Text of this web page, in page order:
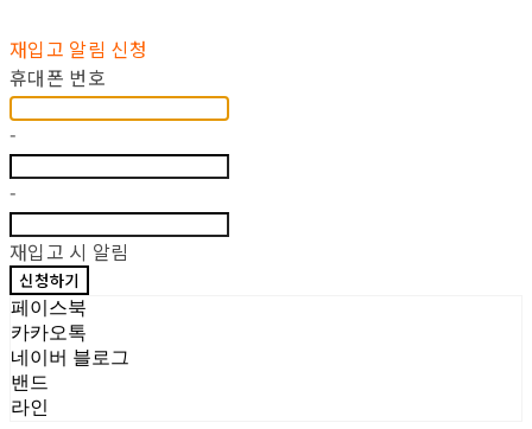
재입고 알림 신청
휴대폰 번호
-
-
재입고 시 알림
신청하기
페이스북
카카오톡
네이버 블로그
밴드
라인